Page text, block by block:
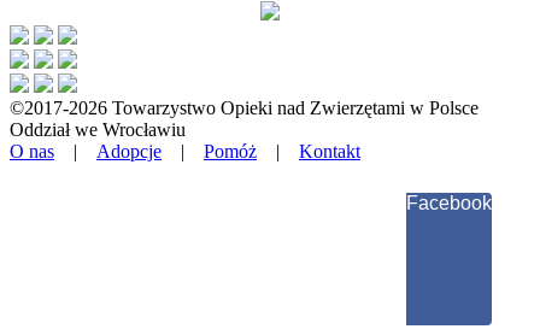
©2017-2026 Towarzystwo Opieki nad Zwierzętami w Polsce
Oddział we Wrocławiu
O nas | Adopcje | Pomóż | Kontakt
Facebook